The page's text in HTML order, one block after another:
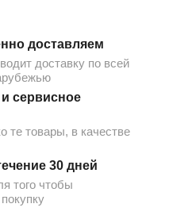
доставляем
доставку по всей
и сервисное
те товары, в качестве
30 дней
того чтобы